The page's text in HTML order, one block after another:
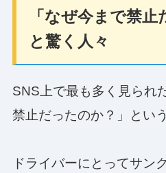
「なぜ今まで禁止
と驚く人々
SNS上で最も多く見られ
禁止だったのか？」とい
ドライバーにとってサン